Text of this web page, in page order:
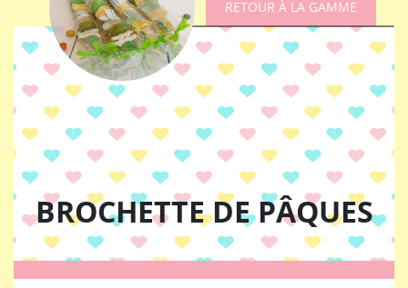
RETOUR À LA GAMME
BROCHETTE DE PÂQUES